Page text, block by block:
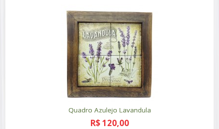
Quadro Azulejo Lavandula
R$ 120,00